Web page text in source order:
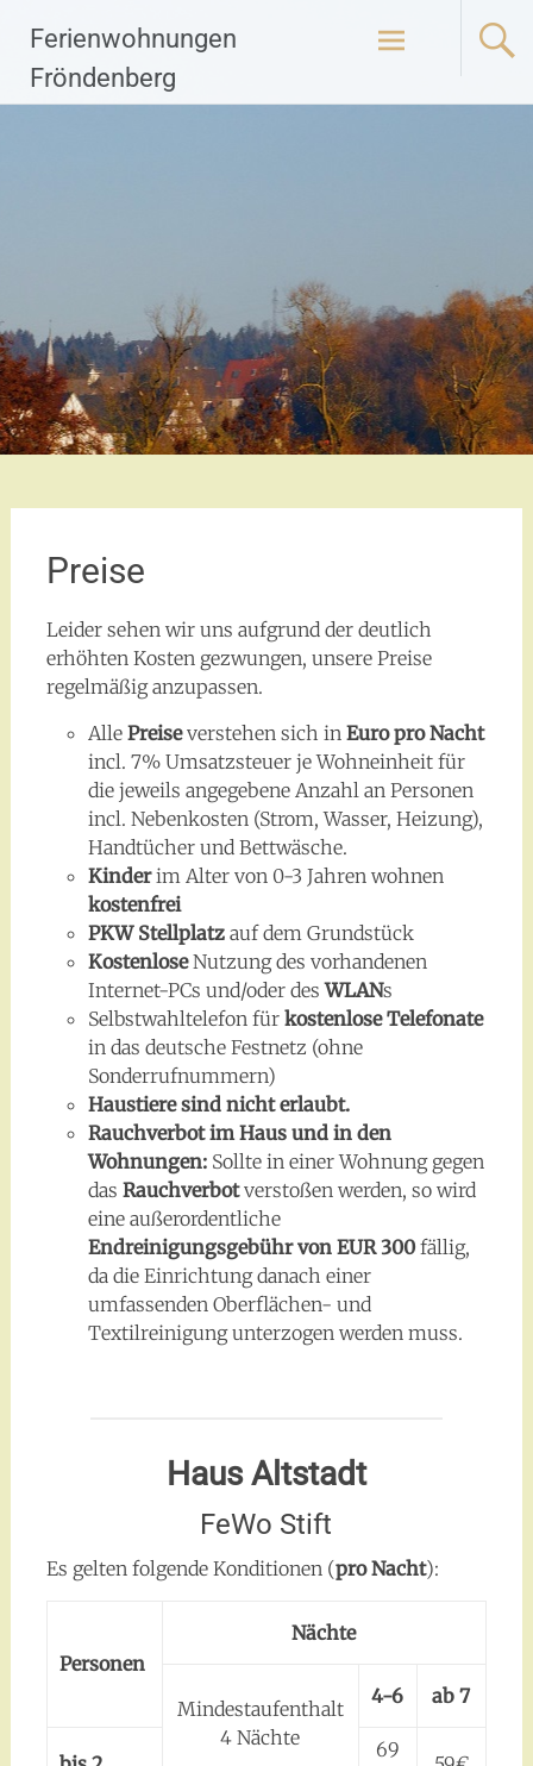
Inhalt
springen
Ferienwohnungen
Fröndenberg
Preise
Leider sehen wir uns aufgrund der deutlich
erhöhten Kosten gezwungen, unsere Preise
regelmäßig anzupassen.
Alle Preiseverstehen sich in Euro pro Nacht
incl. 7% Umsatzsteuer je Wohneinheit für
die jeweils angegebene Anzahl an Personen
incl. Nebenkosten (Strom, Wasser, Heizung),
Handtücher und Bettwäsche.
Kinderim Alter von 0-3 Jahren wohnen
kostenfrei
PKW Stellplatzauf dem Grundstück
KostenloseNutzung des vorhandenen
Internet-PCs und/oder desWLANs
Selbstwahltelefon für kostenloseTelefonate
in das deutsche Festnetz (ohne
Sonderrufnummern)
Haustiere sind nicht erlaubt.
Rauchverbot im Haus und in den
Wohnungen: Sollte in einer Wohnung gegen
das Rauchverbotverstoßen werden, so wird
eine außerordentliche
Endreinigungsgebühr von EUR 300fällig,
da die Einrichtung danach einer
umfassenden Oberflächen- und
Textilreinigung unterzogen werden muss.
Haus Altstadt
FeWo Stift
Es gelten folgende Konditionen (pro Nacht):
Personen
Nächte
Mindestaufenthalt
4 Nächte
4-6 ab 7
69